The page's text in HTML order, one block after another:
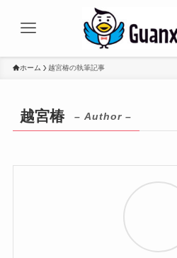
ホーム 越宮椿の執筆記事
越宮椿 – Author –